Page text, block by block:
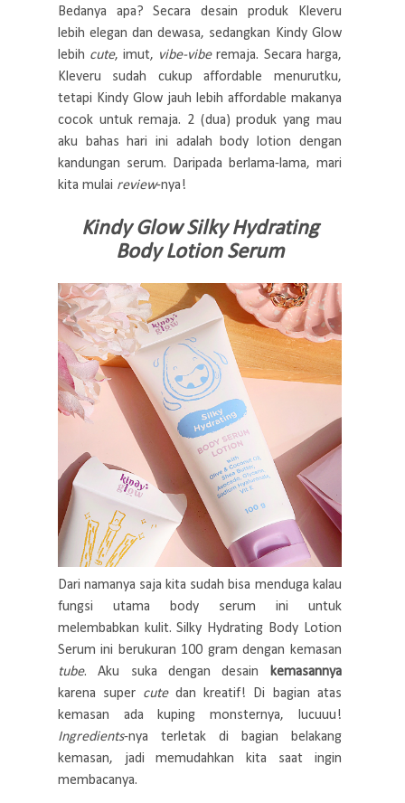
Bedanya apa? Secara desain produk Kleveru
lebih elegan dan dewasa, sedangkan Kindy Glow
lebih cute, imut, vibe-viberemaja. Secara harga,
Kleveru sudah cukup affordable menurutku,
tetapi Kindy Glow jauh lebih affordable makanya
cocok untuk remaja. 2 (dua) produk yang mau
aku bahas hari ini adalah body lotion dengan
kandungan serum. Daripada berlama-lama, mari
kita mulai review-nya!
Kindy Glow Silky Hydrating
Body Lotion Serum
Dari namanya saja kita sudah bisa menduga kalau
fungsi utama body serum ini untuk
melembabkan kulit. Silky Hydrating Body Lotion
Serum ini berukuran 100 gram dengan kemasan
tube. Aku suka dengan desain
kemasannya
karena super cutedan kreatif! Di bagian atas
kemasan ada kuping monsternya, lucuuu!
Ingredients-nya terletak di bagian belakang
kemasan, jadi memudahkan kita saat ingin
membacanya.